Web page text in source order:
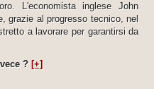
L'economista inglese John
grazie al progresso tecnico, nel
a lavorare per garantirsi da
? [+]